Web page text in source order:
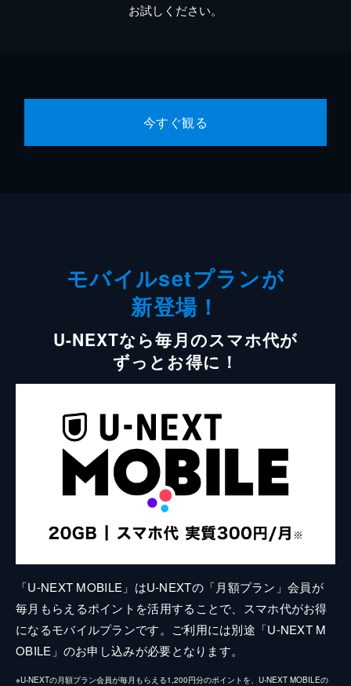
お試しください。
今すぐ観る
モバイルsetプランが
新登場！
U-NEXTなら毎月のスマホ代が
ずっとお得に！
「U-NEXT MOBILE」はU-NEXTの「月額プラン」会員が
毎月もらえるポイントを活用することで、スマホ代がお得
になるモバイルプランです。ご利用には別途「U-NEXT M
OBILE」のお申し込みが必要となります。
※U-NEXTの月額プラン会員が毎月もらえる1,200円分のポイントを、U-NEXT MOBILEの